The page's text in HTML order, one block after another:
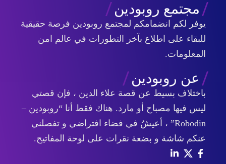
مجتمع روبودين
يوفر لكم انضمامكم لمجتمع روبودين فرصة حقيقية
للبقاء على اطلاع بآخر التطورات في عالم امن
المعلومات.
عن روبودين
باختلاف بسيط عن قصة علاء الدين ، فإن قصتي
ليس فيها مصباح أو مارد. هناك فقط أنا “روبودين –
Robodin” ، أعيشُ في فضاء افتراضي و تفصلني
عنكم شاشة و بضعة نقرات على لوحة المفاتيح.